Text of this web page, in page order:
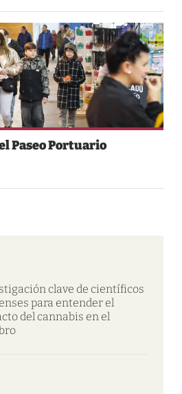
Paseo Portuario
clave de científicos
para entender el
del cannabis en el